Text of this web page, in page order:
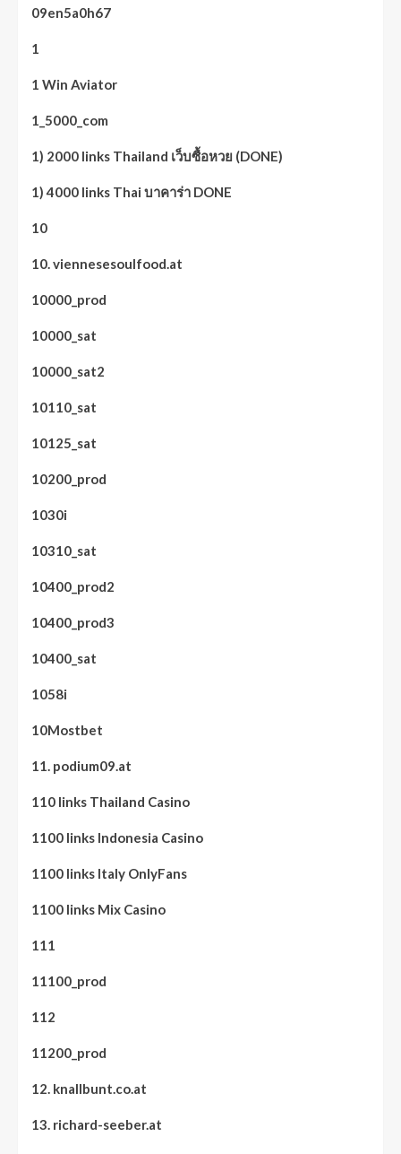
09en5a0h67
1
1 Win Aviator
1_5000_com
1) 2000 links Thailand เว็บซื้อหวย (DONE)
1) 4000 links Thai บาคาร่า DONE
10
10. viennesesoulfood.at
10000_prod
10000_sat
10000_sat2
10110_sat
10125_sat
10200_prod
1030i
10310_sat
10400_prod2
10400_prod3
10400_sat
1058i
10Mostbet
11. podium09.at
110 links Thailand Casino
1100 links Indonesia Casino
1100 links Italy OnlyFans
1100 links Mix Casino
111
11100_prod
112
11200_prod
12. knallbunt.co.at
13. richard-seeber.at